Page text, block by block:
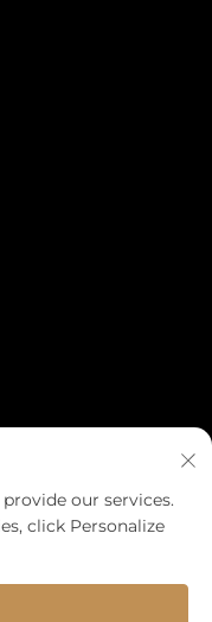
our services.
click Personalize